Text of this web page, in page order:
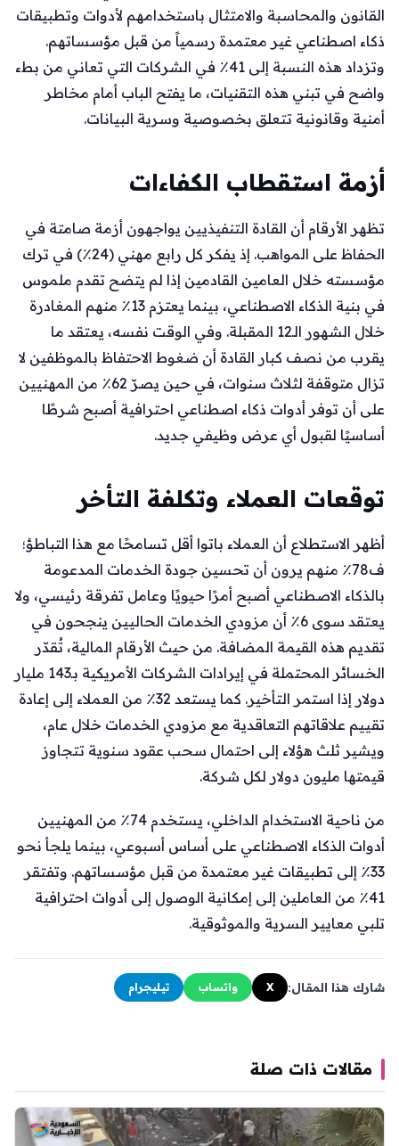
القانون والمحاسبة والامتثال باستخدامهم لأدوات وتطبيقات
ذكاء اصطناعي غير معتمدة رسمياً من قبل مؤسساتهم.
وتزداد هذه النسبة إلى 41٪ في الشركات التي تعاني من بطء
واضح في تبني هذه التقنيات، ما يفتح الباب أمام مخاطر
أمنية وقانونية تتعلق بخصوصية وسرية البيانات.
أزمة استقطاب الكفاءات
تظهر الأرقام أن القادة التنفيذيين يواجهون أزمة صامتة في
الحفاظ على المواهب. إذ يفكر كل رابع مهني (24٪) في ترك
مؤسسته خلال العامين القادمين إذا لم يتضح تقدم ملموس
في بنية الذكاء الاصطناعي، بينما يعتزم 13٪ منهم المغادرة
خلال الشهور الـ12 المقبلة. وفي الوقت نفسه، يعتقد ما
يقرب من نصف كبار القادة أن ضغوط الاحتفاظ بالموظفين لا
تزال متوقفة لثلاث سنوات، في حين يصرّ 62٪ من المهنيين
على أن توفر أدوات ذكاء اصطناعي احترافية أصبح شرطًا
أساسيًا لقبول أي عرض وظيفي جديد.
توقعات العملاء وتكلفة التأخر
أظهر الاستطلاع أن العملاء باتوا أقل تسامحًا مع هذا التباطؤ؛
ف78٪ منهم يرون أن تحسين جودة الخدمات المدعومة
بالذكاء الاصطناعي أصبح أمرًا حيويًا وعامل تفرقة رئيسي، ولا
يعتقد سوى 6٪ أن مزودي الخدمات الحاليين ينجحون في
تقديم هذه القيمة المضافة. من حيث الأرقام المالية، تُقدّر
الخسائر المحتملة في إيرادات الشركات الأمريكية بـ143 مليار
دولار إذا استمر التأخير. كما يستعد 32٪ من العملاء إلى إعادة
تقييم علاقاتهم التعاقدية مع مزودي الخدمات خلال عام،
ويشير ثلث هؤلاء إلى احتمال سحب عقود سنوية تتجاوز
قيمتها مليون دولار لكل شركة.
من ناحية الاستخدام الداخلي، يستخدم 74٪ من المهنيين
أدوات الذكاء الاصطناعي على أساس أسبوعي، بينما يلجأ نحو
33٪ إلى تطبيقات غير معتمدة من قبل مؤسساتهم. وتفتقر
41٪ من العاملين إلى إمكانية الوصول إلى أدوات احترافية
تلبي معايير السرية والموثوقية.
شارك هذا المقال: X واتساب تيليجرام
مقالات ذات صلة